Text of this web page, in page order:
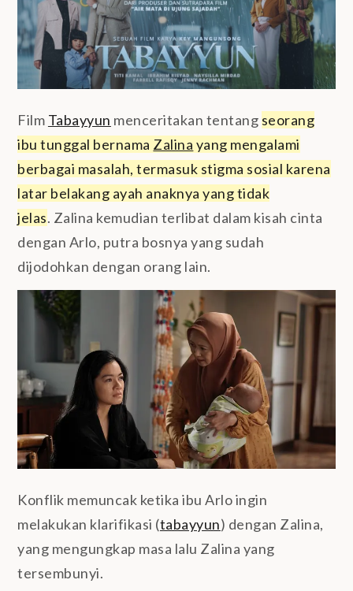
Film Tabayyun menceritakan tentang seorang
ibu tunggal bernama Zalina yang mengalami
berbagai masalah, termasuk stigma sosial karena
latar belakang ayah anaknya yang tidak
jelas. Zalina kemudian terlibat dalam kisah cinta
dengan Arlo, putra bosnya yang sudah
dijodohkan dengan orang lain.
Konflik memuncak ketika ibu Arlo ingin
melakukan klarifikasi (tabayyun) dengan Zalina,
yang mengungkap masa lalu Zalina yang
tersembunyi.